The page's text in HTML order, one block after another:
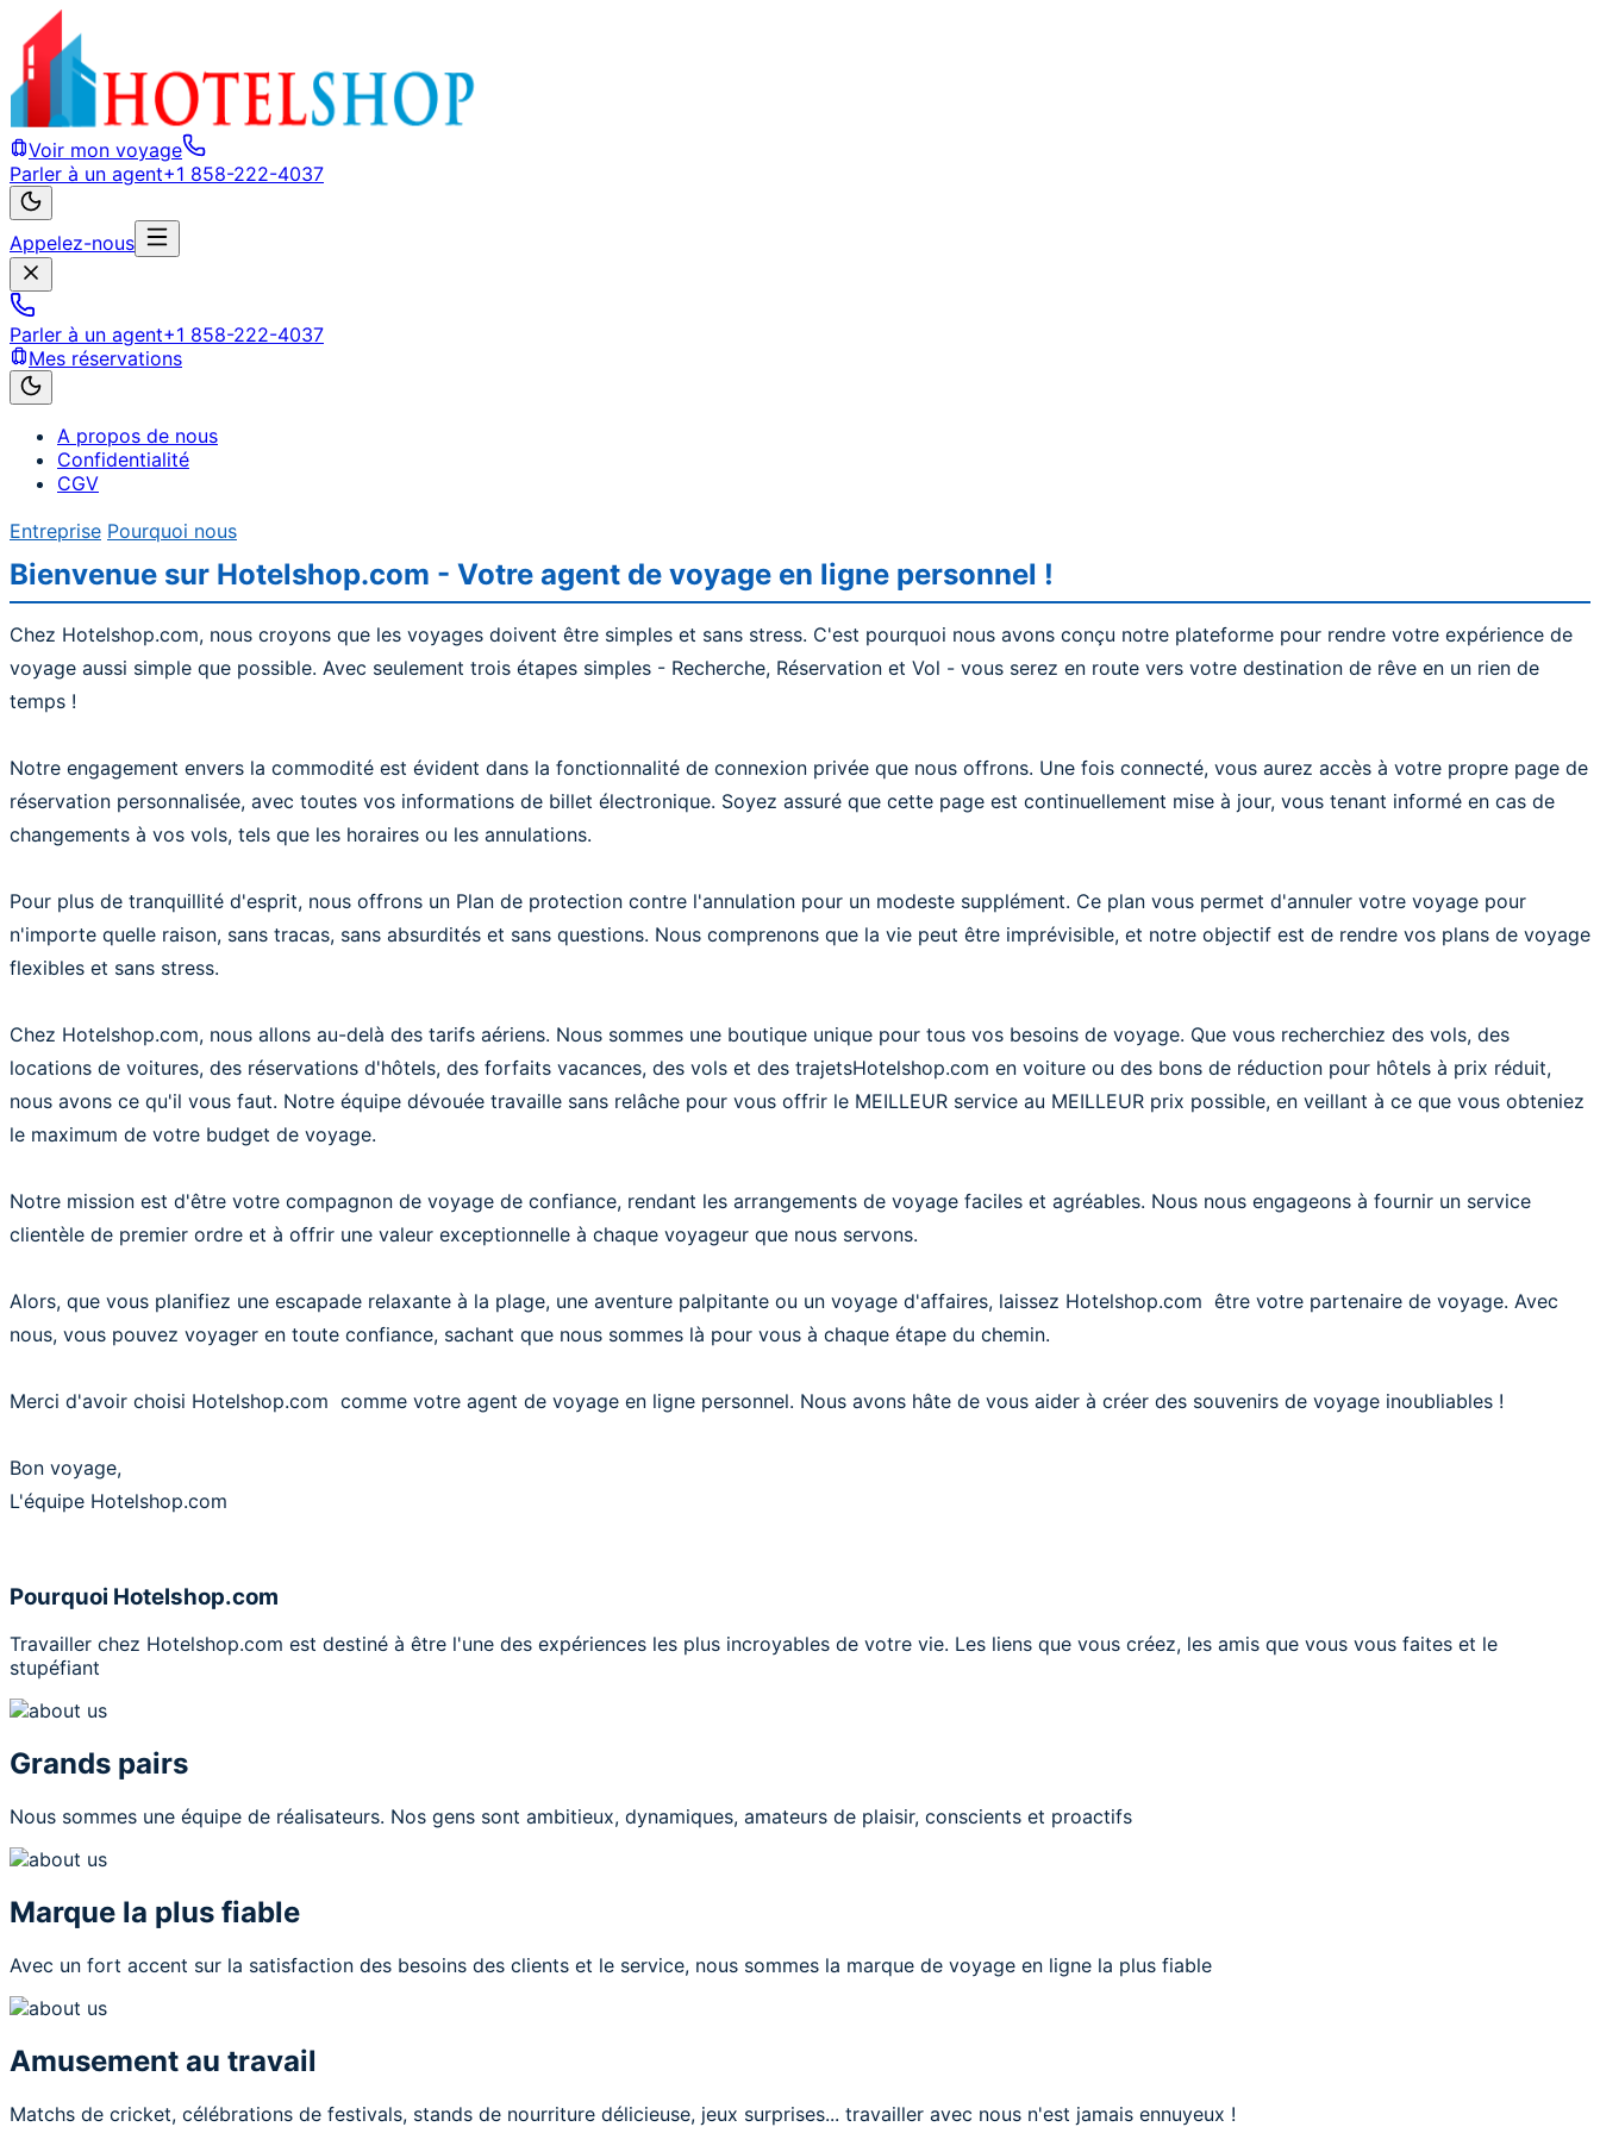
Voir mon voyage
Parler à un agent+1 858-222-4037
Appelez-nous
Parler à un agent+1 858-222-4037
Mes réservations
A propos de nous
Confidentialité
CGV
Entreprise Pourquoi nous
Bienvenue sur Hotelshop.com - Votre agent de voyage en ligne personnel !
Chez Hotelshop.com, nous croyons que les voyages doivent être simples et sans stress. C'est pourquoi nous avons conçu notre plateforme pour rendre votre expérience de
voyage aussi simple que possible. Avec seulement trois étapes simples - Recherche, Réservation et Vol - vous serez en route vers votre destination de rêve en un rien de
temps !
Notre engagement envers la commodité est évident dans la fonctionnalité de connexion privée que nous offrons. Une fois connecté, vous aurez accès à votre propre page de
réservation personnalisée, avec toutes vos informations de billet électronique. Soyez assuré que cette page est continuellement mise à jour, vous tenant informé en cas de
changements à vos vols, tels que les horaires ou les annulations.
Pour plus de tranquillité d'esprit, nous offrons un Plan de protection contre l'annulation pour un modeste supplément. Ce plan vous permet d'annuler votre voyage pour
n'importe quelle raison, sans tracas, sans absurdités et sans questions. Nous comprenons que la vie peut être imprévisible, et notre objectif est de rendre vos plans de voyage
flexibles et sans stress.
Chez Hotelshop.com, nous allons au-delà des tarifs aériens. Nous sommes une boutique unique pour tous vos besoins de voyage. Que vous recherchiez des vols, des
locations de voitures, des réservations d'hôtels, des forfaits vacances, des vols et des trajetsHotelshop.com en voiture ou des bons de réduction pour hôtels à prix réduit,
nous avons ce qu'il vous faut. Notre équipe dévouée travaille sans relâche pour vous offrir le MEILLEUR service au MEILLEUR prix possible, en veillant à ce que vous obteniez
le maximum de votre budget de voyage.
Notre mission est d'être votre compagnon de voyage de confiance, rendant les arrangements de voyage faciles et agréables. Nous nous engageons à fournir un service
clientèle de premier ordre et à offrir une valeur exceptionnelle à chaque voyageur que nous servons.
Alors, que vous planifiez une escapade relaxante à la plage, une aventure palpitante ou un voyage d'affaires, laissez Hotelshop.com être votre partenaire de voyage. Avec
nous, vous pouvez voyager en toute confiance, sachant que nous sommes là pour vous à chaque étape du chemin.
Merci d'avoir choisi Hotelshop.com comme votre agent de voyage en ligne personnel. Nous avons hâte de vous aider à créer des souvenirs de voyage inoubliables !
Bon voyage,
L'équipe Hotelshop.com
Pourquoi Hotelshop.com
Travailler chez Hotelshop.com est destiné à être l'une des expériences les plus incroyables de votre vie. Les liens que vous créez, les amis que vous vous faites et le
stupéfiant
Grands pairs
Nous sommes une équipe de réalisateurs. Nos gens sont ambitieux, dynamiques, amateurs de plaisir, conscients et proactifs
Marque la plus fiable
Avec un fort accent sur la satisfaction des besoins des clients et le service, nous sommes la marque de voyage en ligne la plus fiable
Amusement au travail
Matchs de cricket, célébrations de festivals, stands de nourriture délicieuse, jeux surprises... travailler avec nous n'est jamais ennuyeux !